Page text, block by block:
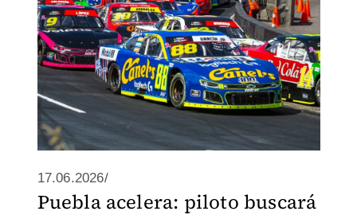
17.06.2026/
Puebla acelera: piloto buscará